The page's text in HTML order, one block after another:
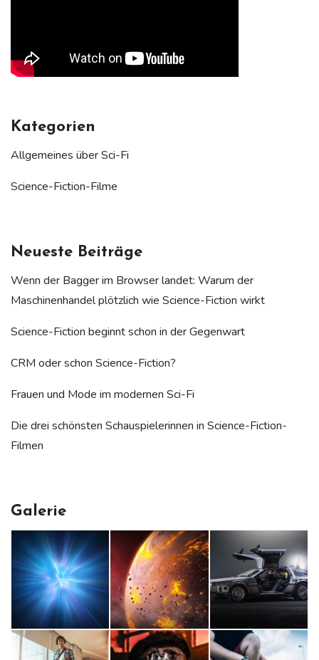
Kategorien
Allgemeines über Sci-Fi
Science-Fiction-Filme
Neueste Beiträge
Wenn der Bagger im Browser landet: Warum der
Maschinenhandel plötzlich wie Science-Fiction wirkt
Science-Fiction beginnt schon in der Gegenwart
CRM oder schon Science-Fiction?
Frauen und Mode im modernen Sci-Fi
Die drei schönsten Schauspielerinnen in Science-Fiction-
Filmen
Galerie